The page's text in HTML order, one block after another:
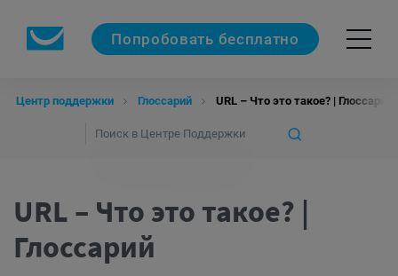
Попробовать бесплатно
Центр поддержки Глоссарий URL – Что это такое? | Глоссарий
URL – Что это такое? |
Глоссарий